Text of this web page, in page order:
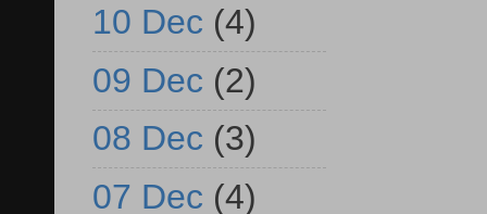
10 Dec (4)
09 Dec (2)
08 Dec (3)
07 Dec (4)